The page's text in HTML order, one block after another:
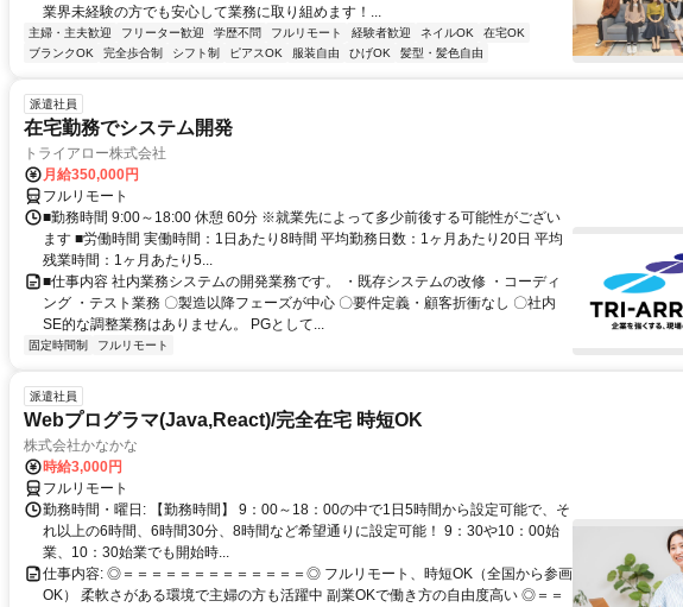
業界未経験の方でも安心して業務に取り組めます！...
主婦・主夫歓迎 フリーター歓迎 学歴不問 フルリモート 経験者歓迎 ネイルOK
在宅OK
ブランクOK
完全歩合制 シフト制 ピアスOK 服装自由 ひげOK 髪型・髪色自由
派遣社員
在宅勤務でシステム開発
トライアロー株式会社
月給350,000円
フルリモート
■勤務時間 9:00～18:00 休憩 60分 ※就業先によって多少前後する可能性がござい
ます ■労働時間 実働時間：1日あたり8時間 平均勤務日数：1ヶ月あたり20日 平均
残業時間：1ヶ月あたり5...
■仕事内容 社内業務システムの開発業務です。 ・既存システムの改修 ・コーディ
ング ・テスト業務 〇製造以降フェーズが中心 〇要件定義・顧客折衝なし 〇社内
SE的な調整業務はありません。 PGとして...
固定時間制 フルリモート
派遣社員
Webプログラマ(Java,React)/完全在宅 時短OK
株式会社かなかな
時給3,000円
フルリモート
勤務時間・曜日: 【勤務時間】 9：00～18：00の中で1日5時間から設定可能で、そ
れ以上の6時間、6時間30分、8時間など希望通りに設定可能！ 9：30や10：00始
業、10：30始業でも開始時...
仕事内容: ◎＝＝＝＝＝＝＝＝＝＝＝＝＝◎ フルリモート、時短OK（全国から参画
OK） 柔軟さがある環境で主婦の方も活躍中 副業OKで働き方の自由度高い ◎＝＝